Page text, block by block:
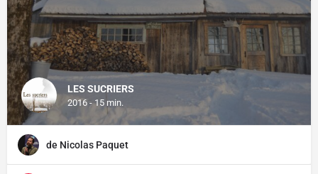
LES SUCRIERS
2016 - 15 min.
de Nicolas Paquet